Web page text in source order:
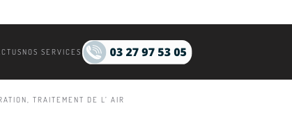
NOS SERVICES
TRAITEMENT DE L’ AIR